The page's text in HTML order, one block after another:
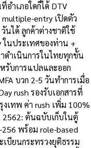
อำเภอใดก็ได้ DTV
entry เปิดตัว
นได้ ลูกค้าต่างชาติใช้
ในประเทศของท่าน +
ดำเนินการในไทยทุกขั้น
รับการแปลและออก
บวก 2-5 วันทำการเมื่อ
rush รองรับเอกสารที่
เทพ ค่า rush เพิ่ม 100%
2562: ต้นฉบับเก็บในตู้
พร้อม role-based
บียนกระทรวงยุติธรรม